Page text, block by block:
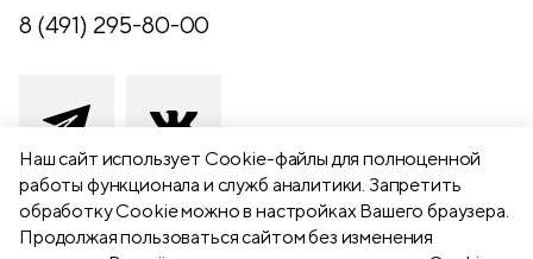
Наш сайт использует Сookie-файлы для полноценной
работы функционала и служб аналитики. Запретить
обработку Cookie можно в настройках Вашего браузера.
Продолжая пользоваться сайтом без изменения
Обратная связь
Канцелярские принадлежности
Чертежные принадлежности
Хобби и творчество
Презентационное оборудование
Школьный текстиль
8 (491) 295-80-00
391111 Рязанская обл., Рыбновский р-